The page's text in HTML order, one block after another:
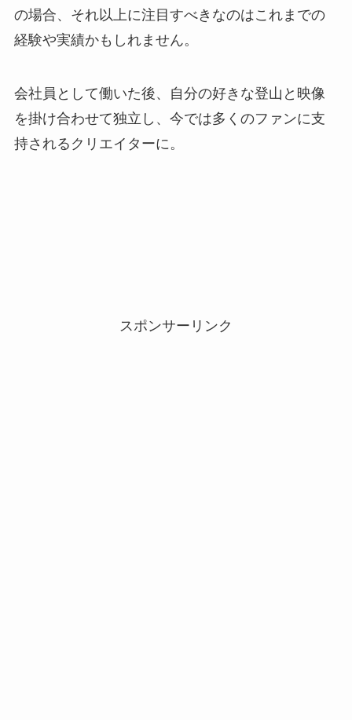
の場合、それ以上に注目すべきなのはこれまでの
経験や実績かもしれません。
会社員として働いた後、自分の好きな登山と映像
を掛け合わせて独立し、今では多くのファンに支
持されるクリエイターに。
スポンサーリンク